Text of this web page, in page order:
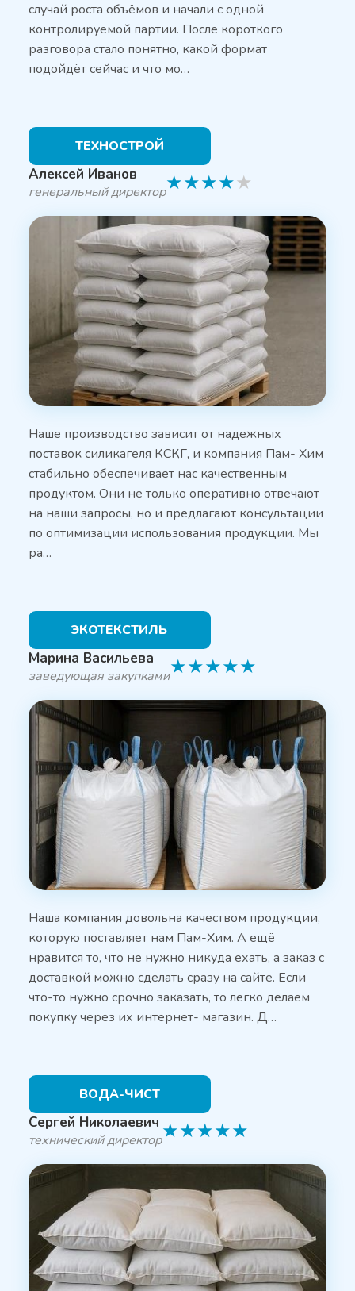
случай роста объёмов и начали с одной
контролируемой партии. После короткого
разговора стало понятно, какой формат
подойдёт сейчас и что мо…
ТЕХНОСТРОЙ
Алексей Иванов
генеральный директор★★★★★
Наше производство зависит от надежных
поставок силикагеля КСКГ, и компания Пам- Хим
стабильно обеспечивает нас качественным
продуктом. Они не только оперативно отвечают
на наши запросы, но и предлагают консультации
по оптимизации использования продукции. Мы
ра…
ЭКОТЕКСТИЛЬ
Марина Васильева
заведующая закупками★★★★★
Наша компания довольна качеством продукции,
которую поставляет нам Пам-Хим. А ещё
нравится то, что не нужно никуда ехать, а заказ с
доставкой можно сделать сразу на сайте. Если
что-то нужно срочно заказать, то легко делаем
покупку через их интернет- магазин. Д…
ВОДА-ЧИСТ
Сергей Николаевич
технический директор★★★★★